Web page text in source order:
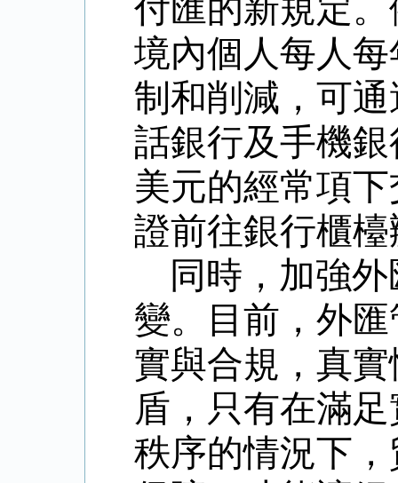
付匯的新規定
境內個人每人
制和削減，可
話銀行及手機
美元的經常項
證前往銀行櫃
同時，加強
變。目前，外
實與合規，真
盾，只有在滿
秩序的情況下